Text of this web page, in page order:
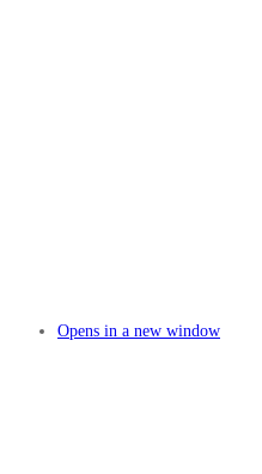
Opens in a new window